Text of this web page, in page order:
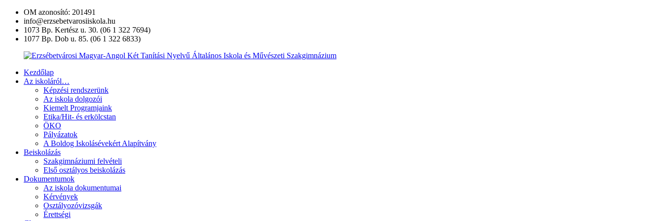
Ugrás
tartalomra
OM azonosító: 201491
info@erzsebetvarosiiskola.hu
1073 Bp. Kertész u. 30. (06 1 322 7694)
1077 Bp. Dob u. 85. (06 1 322 6833)
Erzsébetvárosi
Művészeti
Szakgimnázium
Kezdőlap
Az iskoláról…
Képzési rendszerünk
Az iskola dolgozói
Kiemelt Programjaink
Etika/Hit- és erkölcstan
ÖKO
Pályázatok
A Boldog Iskolásévekért Alapítvány
Beiskolázás
Szakgimnáziumi felvételi
Első osztályos beiskolázás
Dokumentumok
Az iskola dokumentumai
Kérvények
Osztályozóvizsgák
Érettségi